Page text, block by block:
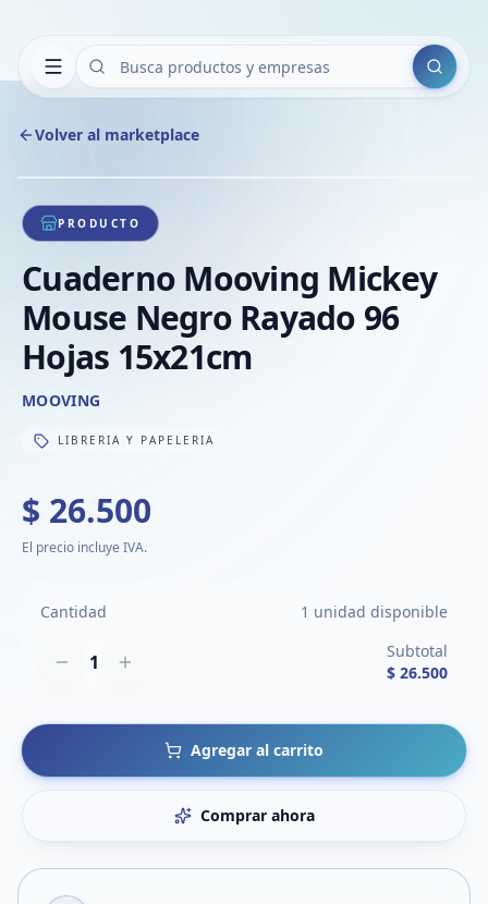
Buscar
Volver al marketplace
1/1
PRODUCTO
Cuaderno Mooving Mickey
Mouse Negro Rayado 96
Hojas 15x21cm
MOOVING
LIBRERIA Y PAPELERIA
$ 26.500
El precio incluye IVA.
Cantidad 1 unidad disponible
1
Subtotal
$ 26.500
Agregar al carrito
Comprar ahora